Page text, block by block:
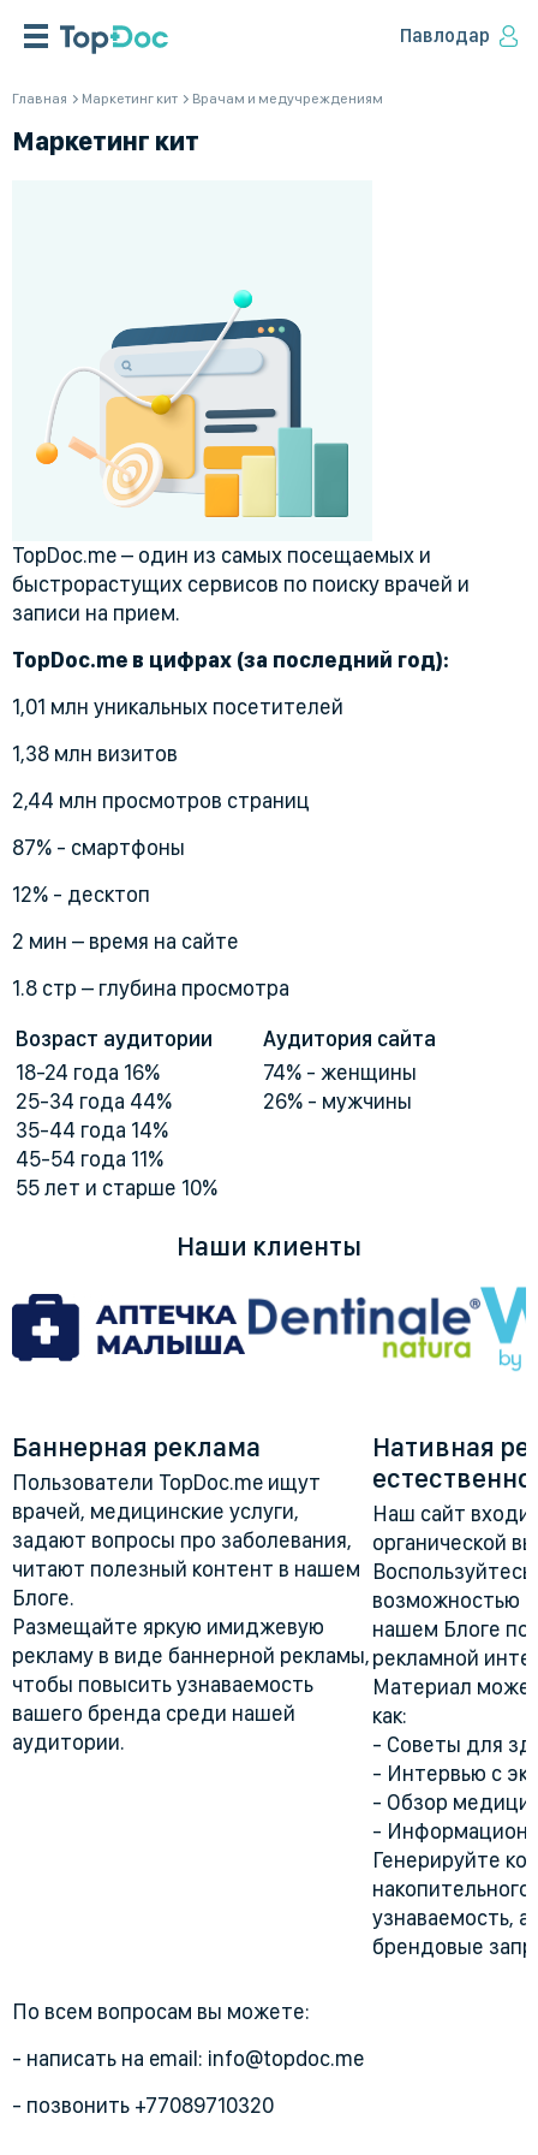
Павлодар
Главная Маркетинг кит Врачам и медучреждениям
Маркетинг кит
TopDoc.me – один из самых посещаемых и
быстрорастущих сервисов по поиску врачей и
записи на прием.
TopDoc.me в цифрах (за последний год):
1,01 млн уникальных посетителей
1,38 млн визитов
2,44 млн просмотров страниц
87% - смартфоны
12% - десктоп
2 мин – время на сайте
1.8 стр – глубина просмотра
Возраст аудитории
Аудитория сайта
18-24 года 16%
25-34 года 44%
35-44 года 14%
45-54 года 11%
55 лет и старше 10%
74% - женщины
26% - мужчины
Наши клиенты
Баннерная реклама
Пользователи TopDoc.me ищут
врачей, медицинские услуги,
задают вопросы про заболевания,
читают полезный контент в нашем
Блоге.
Размещайте яркую имиджевую
рекламу в виде баннерной рекламы,
чтобы повысить узнаваемость
вашего бренда среди нашей
аудитории.
Нативная
Наш сайт
органической
возможностью
нашем Блоге
рекламной
Материал
как:
- Советы для
- Интервью с
- Обзор
-
Генерируйте
узнаваемость,
брендовые
По всем вопросам вы можете:
- написать на email: info@topdoc.me
- позвонить +77089710320